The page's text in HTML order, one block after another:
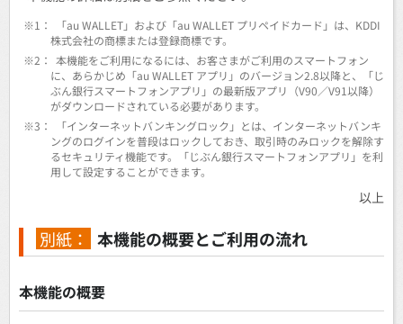
※1：
「au WALLET」および「au WALLET プリペイドカード」は、KDDI
株式会社の商標または登録商標です。
※2： 本機能をご利用になるには、お客さまがご利用のスマートフォン
に、あらかじめ「au WALLET アプリ」のバージョン2.8以降と、「じ
ぶん銀行スマートフォンアプリ」の最新版アプリ（V90／V91以降）
がダウンロードされている必要があります。
※3：
「インターネットバンキングロック」とは、インターネットバンキ
ングのログインを普段はロックしておき、取引時のみロックを解除す
るセキュリティ機能です。「じぶん銀行スマートフォンアプリ」を利
用して設定することができます。
以上
別紙： 本機能の概要とご利用の流れ
本機能の概要